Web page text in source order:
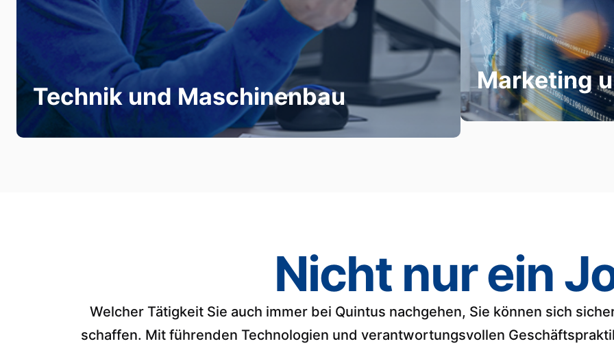
Technik und Maschinenbau
Die Qualität und das technische Innovationspotenzial
unserer Produkte, Lösungen und Serviceangebote bieten
unserer Kundschaft dauerhaften Vorsprung. Im technischen
Bereich bei Quintus tätig zu sein, heißt, an unseren
marktführenden Technologien mitzuwirken.
Marketing
Das Marketing-
strategische sowie
Übereinstimmung
verantwortlich.
Nicht nur ein
Welcher Tätigkeit Sie auch immer bei Quintus nachgehen, Sie können sich
schaffen. Mit führenden Technologien und verantwortungsvollen